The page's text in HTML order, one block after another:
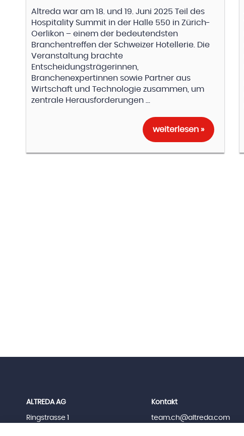
Altreda war am 18. und 19. Juni 2025 Teil des
Hospitality Summit in der Halle 550 in Zürich-
Oerlikon – einem der bedeutendsten
Branchentreffen der Schweizer Hotellerie. Die
Veranstaltung brachte
Entscheidungsträgerinnen,
Branchenexpertinnen sowie Partner aus
Wirtschaft und Technologie zusammen, um
zentrale Herausforderungen ...
weiterlesen »
ALTREDA AG
Ringstrasse 1
Kontakt
team.ch@altreda.com